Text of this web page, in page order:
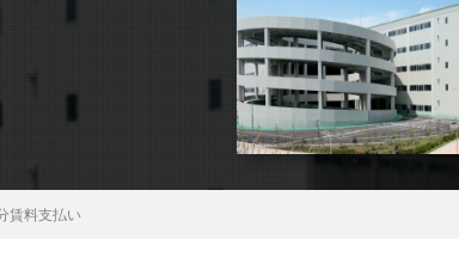
賃料支払い